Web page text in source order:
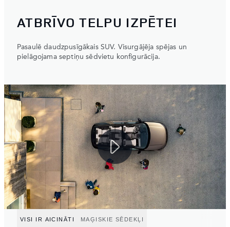
ATBRĪVO TELPU IZPĒTEI
Pasaulē daudzpusīgākais SUV. Visurgājēja spējas un
pielāgojama septiņu sēdvietu konfigurācija.
VISI IR AICINĀTI MAĢISKIE SĒDEKĻI